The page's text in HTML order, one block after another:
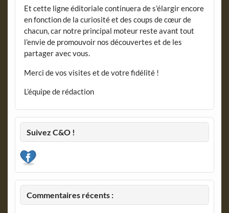
Et cette ligne éditoriale continuera de s’élargir encore
en fonction de la curiosité et des coups de cœur de
chacun, car notre principal moteur reste avant tout
l’envie de promouvoir nos découvertes et de les
partager avec vous.
Merci de vos visites et de votre fidélité !
L’équipe de rédaction
Suivez C&O !
Commentaires récents :